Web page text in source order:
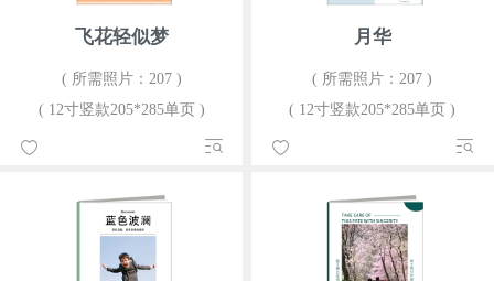
飞花轻似梦
( 所需照片：207 )
( 12寸竖款205*285单页 )
月华
( 所需照片：207 )
( 12寸竖款205*285单页 )